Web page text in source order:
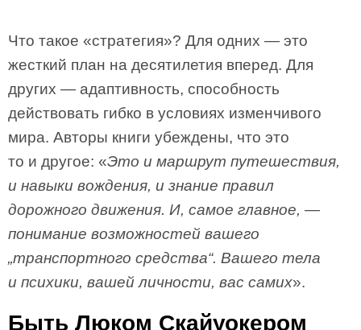
Что такое «стратегия»? Для одних — это
жесткий план на десятилетия вперед. Для
других — адаптивность, способность
действовать гибко в условиях изменчивого
мира. Авторы книги убеждены, что это
то и другое: «Это и маршрут путешествия,
и навыки вождения, и знание правил
дорожного движения. И, самое главное, —
понимание возможностей вашего
„транспортного средства“. Вашего тела
и психики, вашей личности, вас самих».
Быть Люком Скайуокером